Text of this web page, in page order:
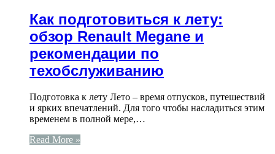
Как подготовиться к лету:
обзор Renault Megane и
рекомендации по
техобслуживанию
Подготовка к лету Лето – время отпусков, путешествий
и ярких впечатлений. Для того чтобы насладиться этим
временем в полной мере,…
Read More »